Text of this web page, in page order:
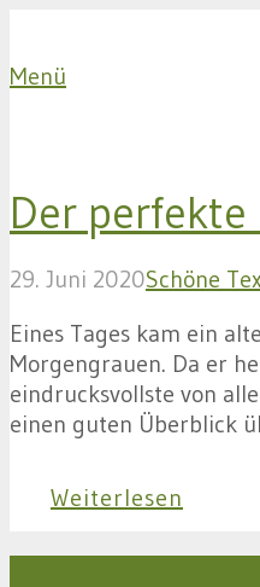
Menü
Der perfekte
29. Juni 2020Schöne
Eines Tages kam ein
Morgengrauen. Da er
eindrucksvollste von
einen guten Überblick
Weiterlesen